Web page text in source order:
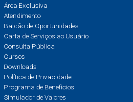
Área Exclusiva
Atendimento
Balcão de Oportunidades
Carta de Serviços ao Usuário
Consulta Pública
Cursos
Downloads
Política de Privacidade
Programa de Benefícios
Simulador de Valores